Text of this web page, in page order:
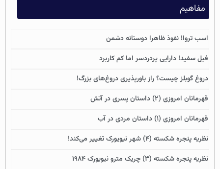
مفاهیم
اسب تروا! نفوذ ظاهرا دوستانه دشمن
فیل سفید! دارایی پردردسر اما کم کاربرد
دروغ گوبلز چیست؟ راز باورپذیری دروغ‌های بزرگ!
قهرمانان امروزی (۲) داستان پسری در آتش
قهرمانان امروزی (۱) داستان مردی در آب
نظریه پنجره شکسته (۴) شهر نیویورک تغییر می‌کند!
نظریه پنجره شکسته (۳) چریک مترو نیویورک ۱۹۸۴